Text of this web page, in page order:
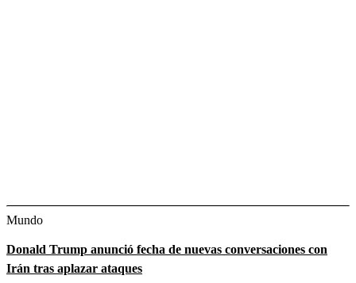
Mundo
Donald Trump anunció fecha de nuevas conversaciones con
Irán tras aplazar ataques